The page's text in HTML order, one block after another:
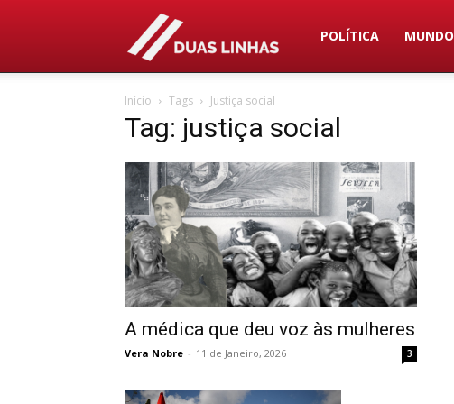
Duas
POLÍTICA MUNDO
Início Tags Justiça social
Tag: justiça social
A médica que deu voz às mulheres
Vera Nobre - 11 de Janeiro, 2026 3